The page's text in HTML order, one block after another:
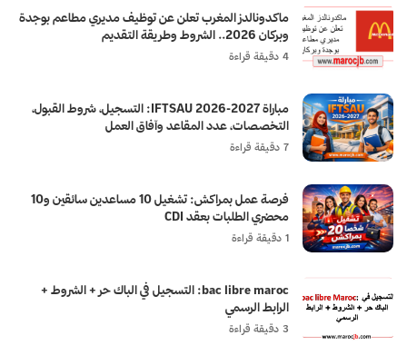
ماكدونالدز المغرب تعلن عن توظيف مديري مطاعم بوجدة
وبركان 2026.. الشروط وطريقة التقديم
4 دقيقة قراءة
مباراة IFTSAU 2026-2027: التسجيل، شروط القبول،
التخصصات، عدد المقاعد وآفاق العمل
7 دقيقة قراءة
فرصة عمل بمراكش: تشغيل 10 مساعدين سائقين و10
محضري الطلبات بعقد CDI
1 دقيقة قراءة
bac libre maroc: التسجيل في الباك حر + الشروط +
الرابط الرسمي
3 دقيقة قراءة